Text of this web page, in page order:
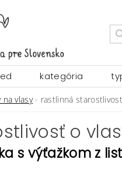
kategória
na vlasy rastlinná
o
s výťažkom z